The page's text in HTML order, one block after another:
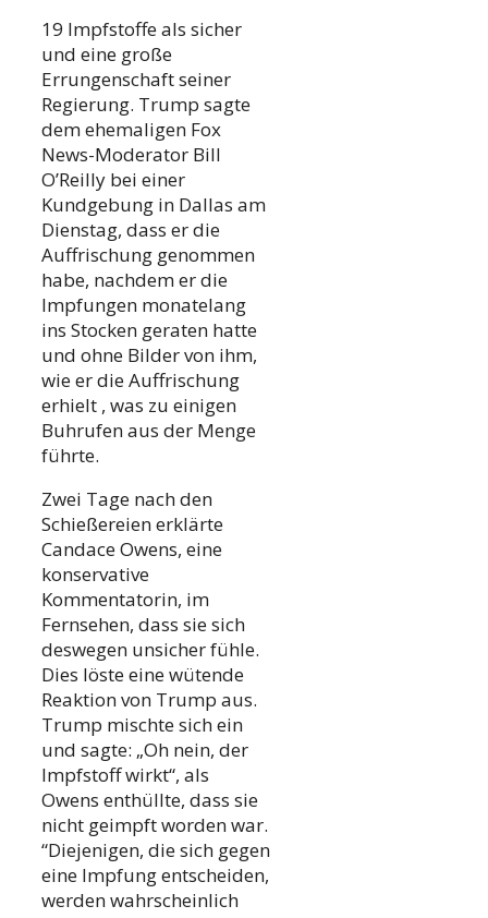
19 Impfstoffe als sicher
und eine große
Errungenschaft seiner
Regierung. Trump sagte
dem ehemaligen Fox
News-Moderator Bill
O’Reilly bei einer
Kundgebung in Dallas am
Dienstag, dass er die
Auffrischung genommen
habe, nachdem er die
Impfungen monatelang
ins Stocken geraten hatte
und ohne Bilder von ihm,
wie er die Auffrischung
erhielt , was zu einigen
Buhrufen aus der Menge
führte.
Zwei Tage nach den
Schießereien erklärte
Candace Owens, eine
konservative
Kommentatorin, im
Fernsehen, dass sie sich
deswegen unsicher fühle.
Dies löste eine wütende
Reaktion von Trump aus.
Trump mischte sich ein
und sagte: „Oh nein, der
Impfstoff wirkt“, als
Owens enthüllte, dass sie
nicht geimpft worden war.
“Diejenigen, die sich gegen
eine Impfung entscheiden,
werden wahrscheinlich